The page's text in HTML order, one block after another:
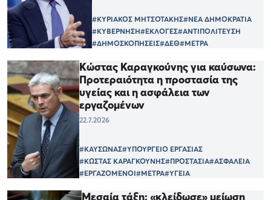
#ΚΥΡΙΑΚΟΣ ΜΗΤΣΟΤΑΚΗΣ#ΝΕΑ ΔΗΜΟΚΡΑΤΙΑ
#ΚΥΒΕΡΝΗΣΗ#ΕΚΛΟΓΕΣ#ΑΝΤΙΠΟΛΙΤΕΥΣΗ
#ΔΗΜΟΣΚΟΠΗΣΕΙΣ#ΔΕΘ#ΜΕΤΡΑ
Κώστας Καραγκούνης για καύσωνα:
Προτεραιότητα η προστασία της
υγείας και η ασφάλεια των
εργαζομένων
22.7.2026
#ΚΑΥΣΩΝΑΣ#ΥΠΟΥΡΓΕΙΟ ΕΡΓΑΣΙΑΣ
#ΚΩΣΤΑΣ ΚΑΡΑΓΚΟΥΝΗΣ#ΠΡΟΣΤΑΣΙΑ#ΑΣΦΑΛΕΙΑ
#ΕΡΓΑΖΟΜΕΝΟΙ#ΜΕΤΡΑ#ΥΓΕΙΑ
Μεσαία τάξη: «κλείδωσε» μείωση